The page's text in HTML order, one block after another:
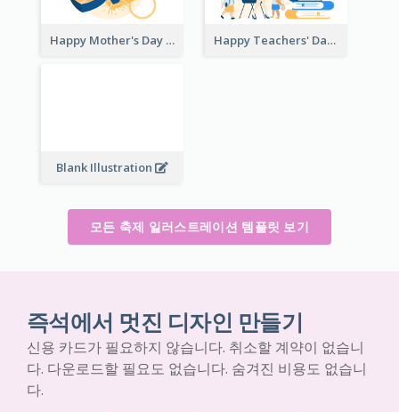
Happy Mother's Day Happy Teachers' Day
Blank Illustration
모든 축제 일러스트레이션 템플릿 보기
즉석에서 멋진 디자인 만들기
신용 카드가 필요하지 않습니다. 취소할 계약이 없습니
다. 다운로드할 필요도 없습니다. 숨겨진 비용도 없습니
다.